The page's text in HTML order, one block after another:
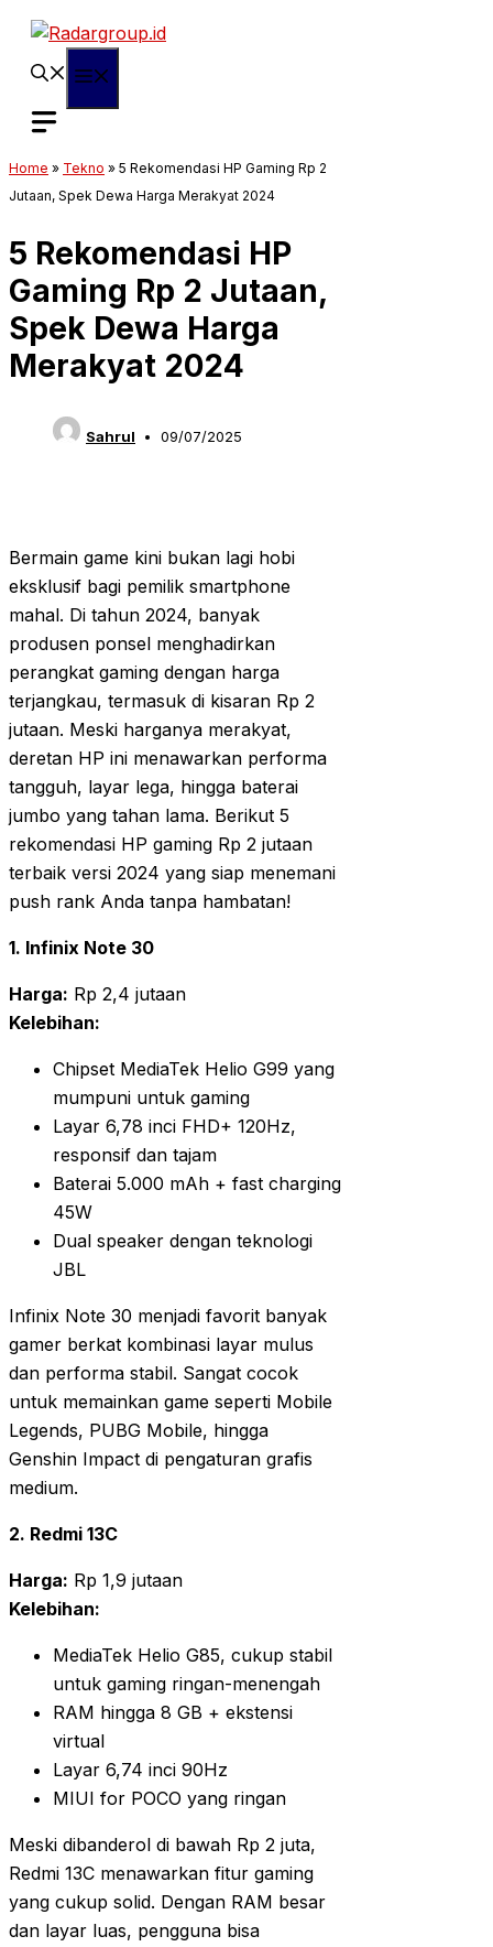
Langsung
Home » Tekno » 5 Rekomendasi HP Gaming Rp 2
Jutaan, Spek Dewa Harga Merakyat 2024
5 Rekomendasi HP
Gaming Rp 2 Jutaan,
Spek Dewa Harga
Merakyat 2024
Sahrul 09/07/2025
Bermain game kini bukan lagi hobi
eksklusif bagi pemilik smartphone
mahal. Di tahun 2024, banyak
produsen ponsel menghadirkan
perangkat gaming dengan harga
terjangkau, termasuk di kisaran Rp 2
jutaan. Meski harganya merakyat,
deretan HP ini menawarkan performa
tangguh, layar lega, hingga baterai
jumbo yang tahan lama. Berikut 5
rekomendasi HP gaming Rp 2 jutaan
terbaik versi 2024 yang siap menemani
push rank Anda tanpa hambatan!
1. Infinix Note 30
Harga: Rp 2,4 jutaan
Kelebihan:
Chipset MediaTek Helio G99 yang
mumpuni untuk gaming
Layar 6,78 inci FHD+ 120Hz,
responsif dan tajam
Baterai 5.000 mAh + fast charging
45W
Dual speaker dengan teknologi
JBL
Infinix Note 30 menjadi favorit banyak
gamer berkat kombinasi layar mulus
dan performa stabil. Sangat cocok
untuk memainkan game seperti Mobile
Legends, PUBG Mobile, hingga
Genshin Impact di pengaturan grafis
medium.
2. Redmi 13C
Harga: Rp 1,9 jutaan
Kelebihan:
MediaTek Helio G85, cukup stabil
untuk gaming ringan-menengah
RAM hingga 8 GB + ekstensi
virtual
Layar 6,74 inci 90Hz
MIUI for POCO yang ringan
Meski dibanderol di bawah Rp 2 juta,
Redmi 13C menawarkan fitur gaming
yang cukup solid. Dengan RAM besar
dan layar luas, pengguna bisa